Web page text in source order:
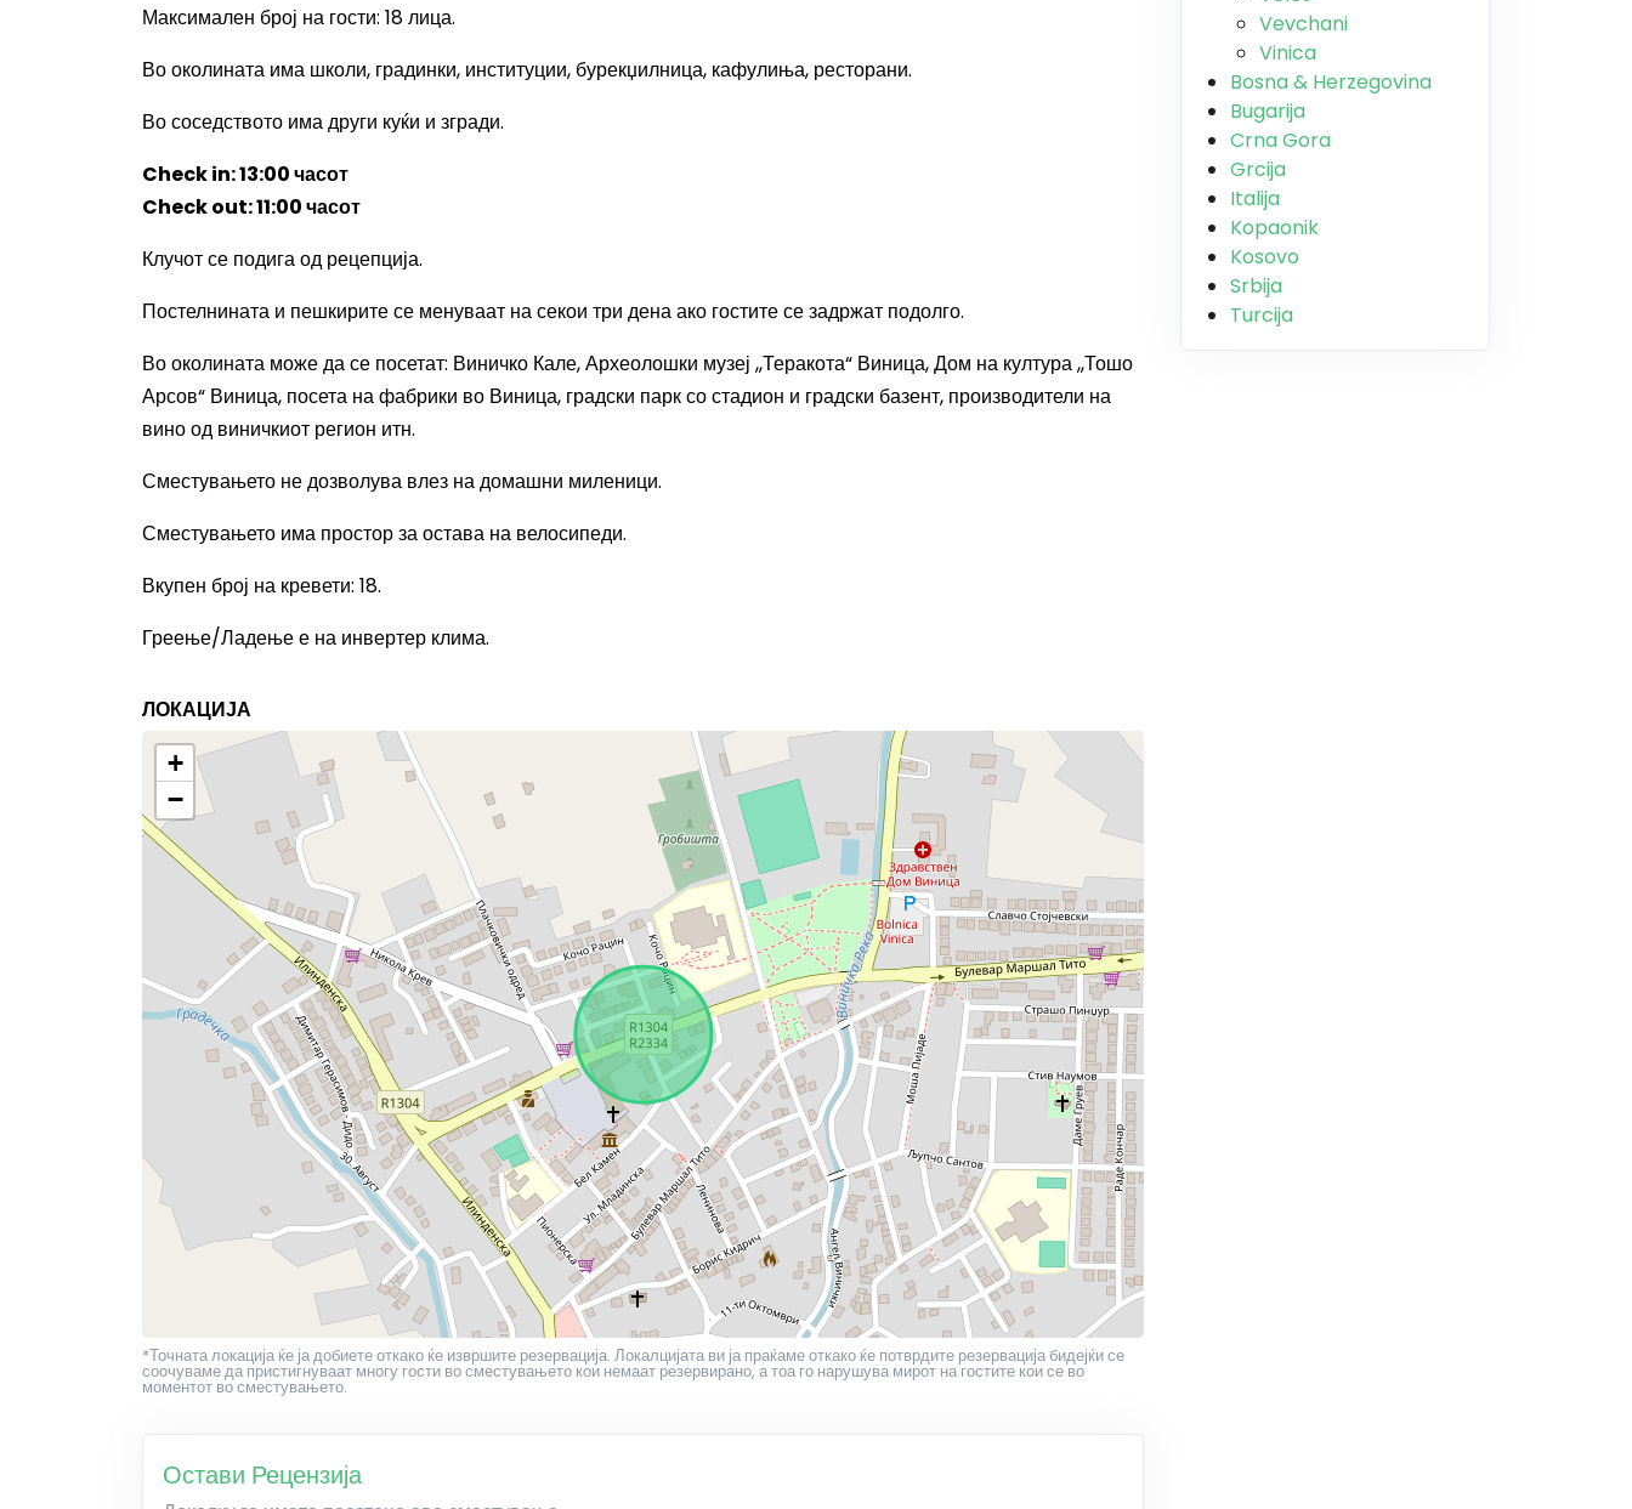
Максимален број на гости: 18лица.
Во околината има школи, градинки, институции, бурекџилница, кафулиња, ресторани.
Во соседството има други куќи и згради.
Check in: 13:00часот
Check out: 11:00часот
Клучот се подига од рецепција.
Постелнината и пешкирите се менуваат на секои три дена ако гостите се задржат подолго.
Во околината може да се посетат: Виничко Кале, Археолошки музеј ,,Теракота“ Виница, Дом на култура ,,Тошо
Арсов“ Виница, посета на фабрики во Виница, градски парк со стадион и градски базент, производители на
вино од виничкиот регион итн.
Сместувањето не дозволува влез на домашни миленици.
Сместувањето има простор за остава на велосипеди.
Вкупен број на кревети: 18.
Греење/Ладење е на инвертер клима.
ЛОКАЦИЈА
+
−
*Точната локација ќе ја добиете откако ќе извршите резервација. Локалцијата ви ја праќаме откако ќе потврдите резервација бидејќи се
соочуваме да пристигнуваат многу гости во сместувањето кои немаат резервирано, а тоа го нарушува мирот на гостите кои се во
моментот во сместувањето.
Остави Рецензија
Vevchani
Vinica
Bosna & Herzegovina
Bugarija
Crna Gora
Grcija
Italija
Kopaonik
Kosovo
Srbija
Turcija